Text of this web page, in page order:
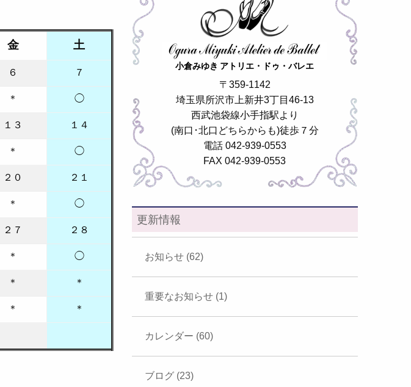
金 土
６ ７
＊ ◯
１３ １４
＊ ◯
２０ ２１
＊ ◯
２７ ２８
＊ ◯
＊ ＊
＊ ＊
小倉みゆき アトリエ・ドゥ・バレエ
〒359-1142
埼玉県所沢市上新井3丁目46-13
西武池袋線小手指駅より
(南口･北口どちらからも)徒歩７分
電話 042-939-0553
FAX 042-939-0553
更新情報
お知らせ (62)
重要なお知らせ (1)
カレンダー (60)
ブログ (23)